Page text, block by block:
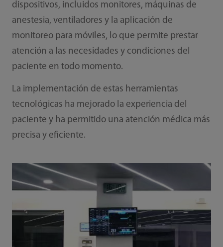
dispositivos, incluidos monitores, máquinas de
anestesia, ventiladores y la aplicación de
monitoreo para móviles, lo que permite prestar
atención a las necesidades y condiciones del
paciente en todo momento.
La implementación de estas herramientas
tecnológicas ha mejorado la experiencia del
paciente y ha permitido una atención médica más
precisa y eficiente.